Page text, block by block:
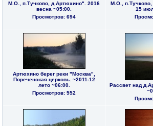
М.О., п.Тучково, д.Артюхино". 2016
весна ~05:00.
Просмотров: 694
М.О.,
15
Артюхино берег реки "Москва",
Пореченская церковь. ~2011-12
лето ~06:00.
Просмотров: 552
Рассвет над